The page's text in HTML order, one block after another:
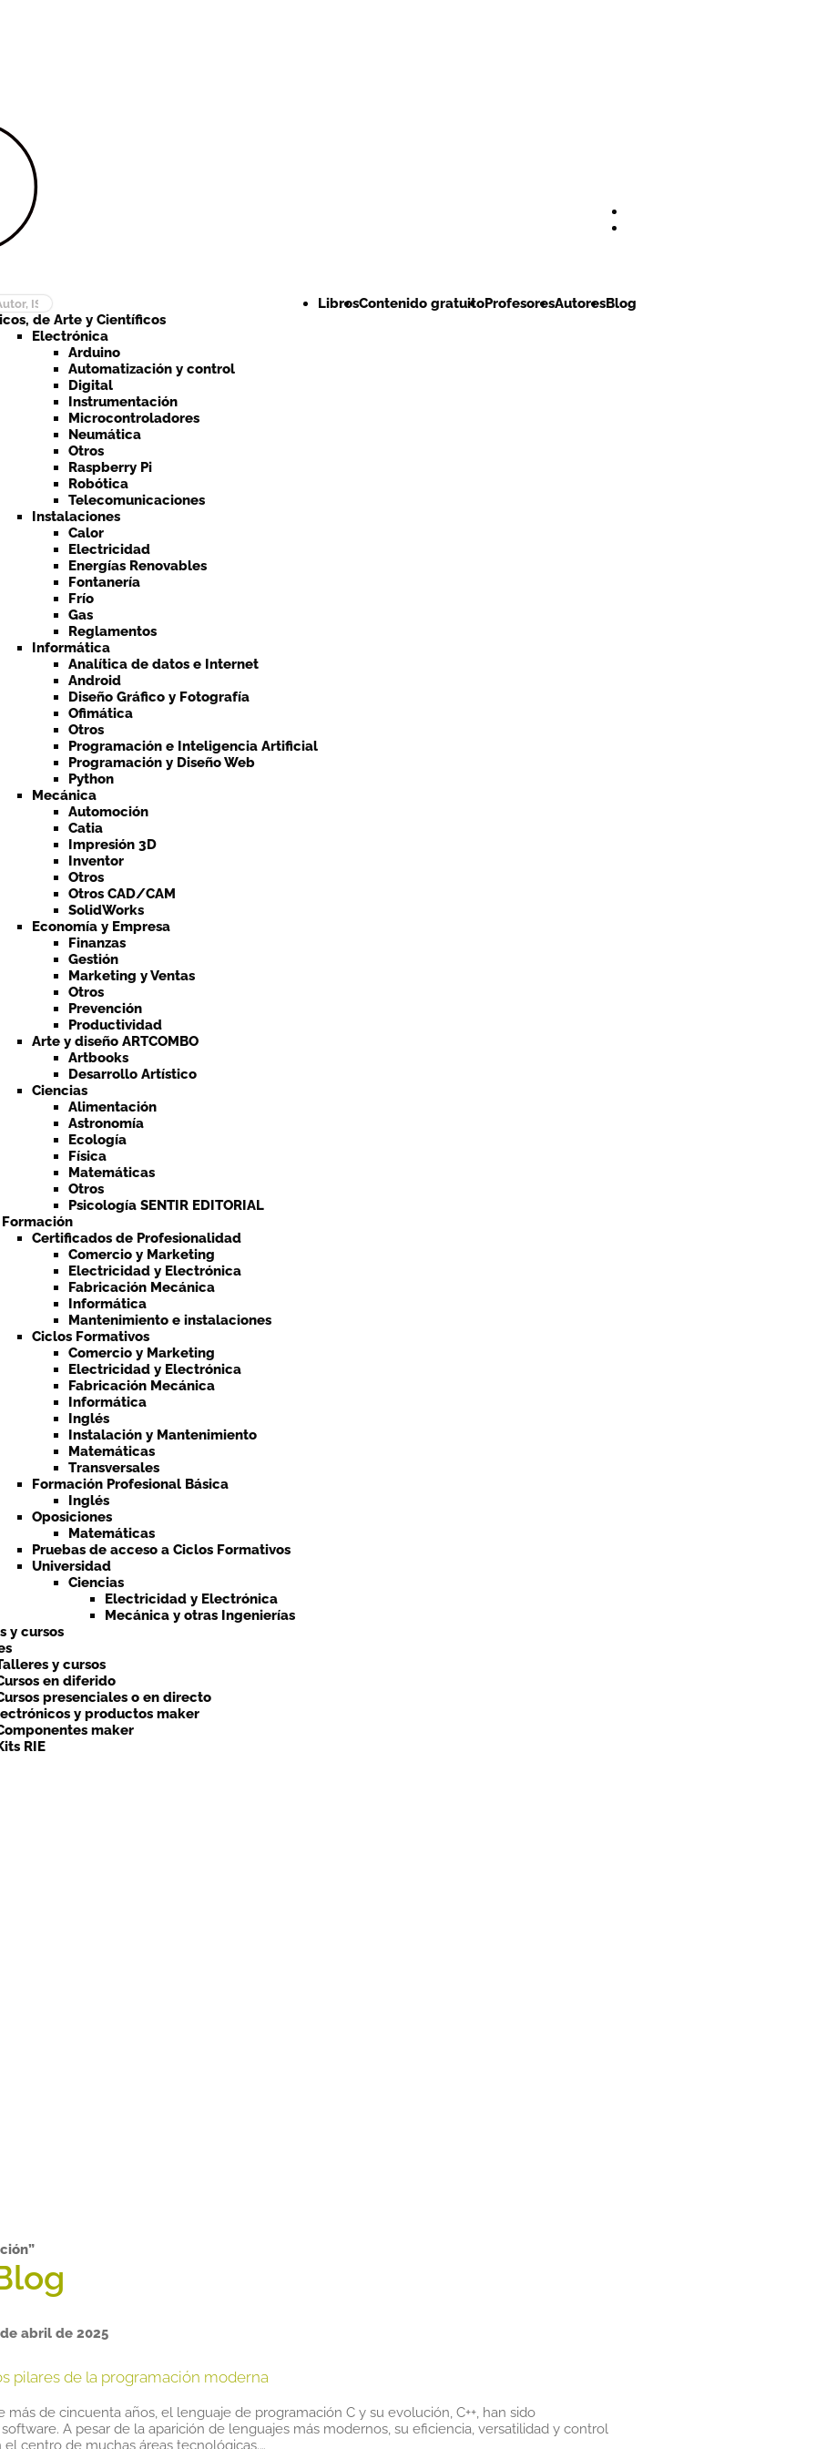
de Arte y Científicos
Electrónica
Arduino
Automatización y control
Digital
Instrumentación
Microcontroladores
Neumática
Otros
Raspberry Pi
Robótica
Telecomunicaciones
Instalaciones
Calor
Electricidad
Energías Renovables
Fontanería
Frío
Gas
Reglamentos
Informática
Analítica de datos e Internet
Android
Diseño Gráfico y Fotografía
Ofimática
Otros
Programación e Inteligencia Artificial
Programación y Diseño Web
Python
Mecánica
Automoción
Catia
Impresión 3D
Inventor
Otros
Otros CAD/CAM
SolidWorks
Economía y Empresa
Finanzas
Gestión
Marketing y Ventas
Otros
Prevención
Productividad
Arte y diseño ARTCOMBO
Artbooks
Desarrollo Artístico
Ciencias
Alimentación
Astronomía
Ecología
Física
Matemáticas
Otros
Psicología SENTIR EDITORIAL
Certificados de Profesionalidad
Comercio y Marketing
Electricidad y Electrónica
Fabricación Mecánica
Informática
Mantenimiento e instalaciones
Ciclos Formativos
Comercio y Marketing
Electricidad y Electrónica
Fabricación Mecánica
Informática
Inglés
Instalación y Mantenimiento
Matemáticas
Transversales
Formación Profesional Básica
Inglés
Oposiciones
Matemáticas
Pruebas de acceso a Ciclos Formativos
Universidad
Ciencias
Electricidad y Electrónica
Mecánica y otras Ingenierías
y cursos
y cursos
en diferido
presenciales o en directo
y productos maker
maker
RIE
LibrosContenido gratuitoProfesoresAutoresBlog
abril de 2025
pilares de la programación moderna
más de cincuenta años, el lenguaje de programación C y su evolución, C++, han sido
A pesar de la aparición de lenguajes más modernos, su eficiencia, versatilidad y control
centro de muchas áreas tecnológicas.…